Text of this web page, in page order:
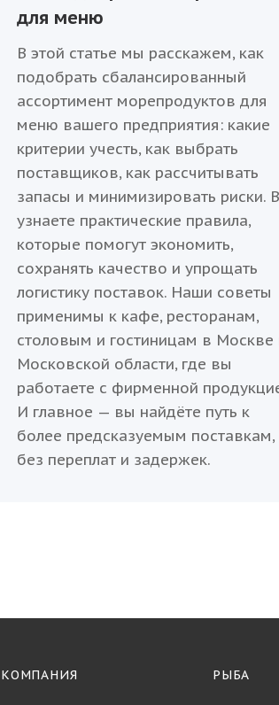
для меню
В этой статье мы расскажем, как
подобрать сбалансированный
ассортимент морепродуктов для
меню вашего предприятия: какие
критерии учесть, как выбрать
поставщиков, как рассчитывать
запасы и минимизировать риски.
узнаете практические правила,
которые помогут экономить,
сохранять качество и упрощать
логистику поставок. Наши советы
применимы к кафе, ресторанам,
столовым и гостиницам в Москве
Московской области, где вы
работаете с фирменной
И главное — вы найдёте путь к
более предсказуемым поставкам,
без переплат и задержек.
КОМПАНИЯ РЫБА